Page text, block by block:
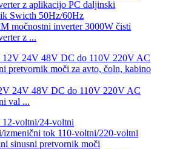
močnostni inverter 3000W čisti
z ...
24V 48V DC do 110V 220V AC
val ...